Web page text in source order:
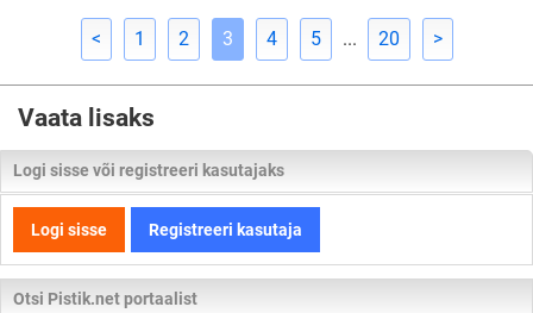
< 1 2 3 4 5 ... 20 >
Vaata lisaks
Logi sisse või registreeri kasutajaks
Logi sisse Registreeri kasutaja
Otsi Pistik.net portaalist